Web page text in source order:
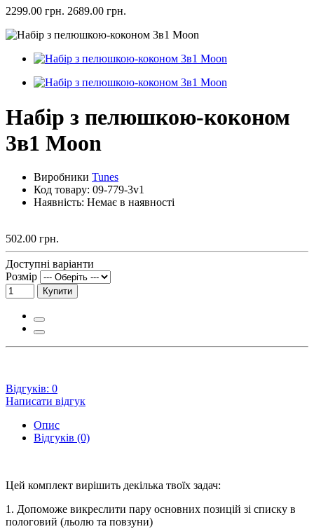
2299.00 грн. 2689.00 грн.
Набір з пелюшкою-коконом
3в1 Moon
Виробники Tunes
Код товару: 09-779-3v1
Наявність: Немає в наявності
502.00 грн.
Доступні варіанти
Розмір
Купити
Відгуків: 0
Написати відгук
Опис
Відгуків (0)
Цей комплект вирішить декілька твоїх задач:
1. Допоможе викреслити пару основних позицій зі списку в
пологовий (льолю та повзуни)